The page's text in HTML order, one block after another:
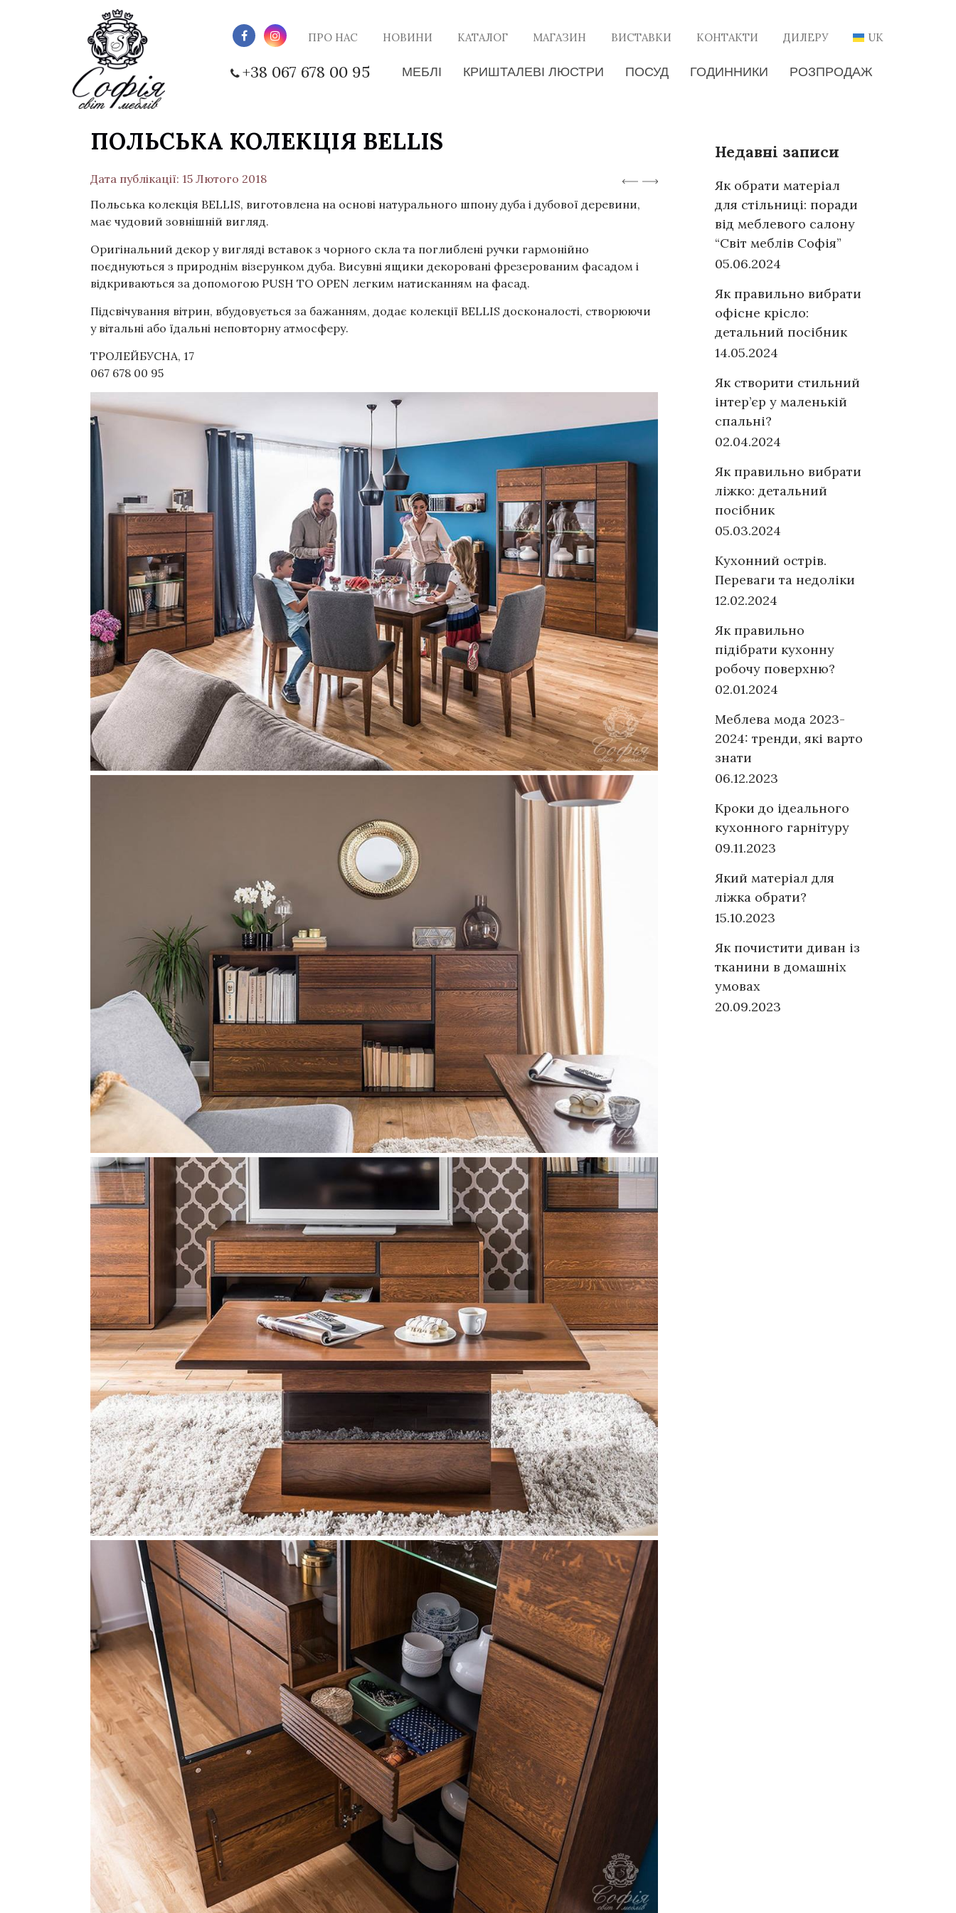
ПРО НАС НОВИНИ КАТАЛОГ МАГАЗИН ВИСТАВКИ КОНТАКТИ ДИЛЕРУ UK
+38 067 678 00 95 МЕБЛІ КРИШТАЛЕВІ ЛЮСТРИ ПОСУД ГОДИННИКИ РОЗПРОДАЖ
ПОЛЬСЬКА КОЛЕКЦІЯ BELLIS
Дата публікації: 15 Лютого 2018
Польська колекція BELLIS, виготовлена ​​на основі натурального шпону дуба і дубової деревини,
має чудовий зовнішній вигляд.
Оригінальний декор у вигляді вставок з чорного скла та поглиблені ручки гармонійно
поєднуються з природнім візерунком дуба. Висувні ящики декоровані фрезерованим фасадом і
відкриваються за допомогою PUSH TO OPEN легким натисканням на фасад.
Підсвічування вітрин, вбудовується за бажанням, додає колекції BELLIS досконалості, створюючи
у вітальні або їдальні неповторну атмосферу.
ТРОЛЕЙБУСНА, 17
067 678 00 95
Недавні записи
Як обрати матеріал
для стільниці: поради
від меблевого салону
“Світ меблів Софія”
05.06.2024
Як правильно вибрати
офісне крісло:
детальний посібник
14.05.2024
Як створити стильний
інтер’єр у маленькій
спальні?
02.04.2024
Як правильно вибрати
ліжко: детальний
посібник
05.03.2024
Кухонний острів.
Переваги та недоліки
12.02.2024
Як правильно
підібрати кухонну
робочу поверхню?
02.01.2024
Меблева мода 2023-
2024: тренди, які варто
знати
06.12.2023
Кроки до ідеального
кухонного гарнітуру
09.11.2023
Який матеріал для
ліжка обрати?
15.10.2023
Як почистити диван із
тканини в домашніх
умовах
20.09.2023